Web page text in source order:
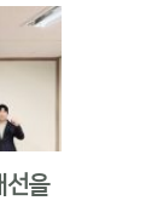
선을